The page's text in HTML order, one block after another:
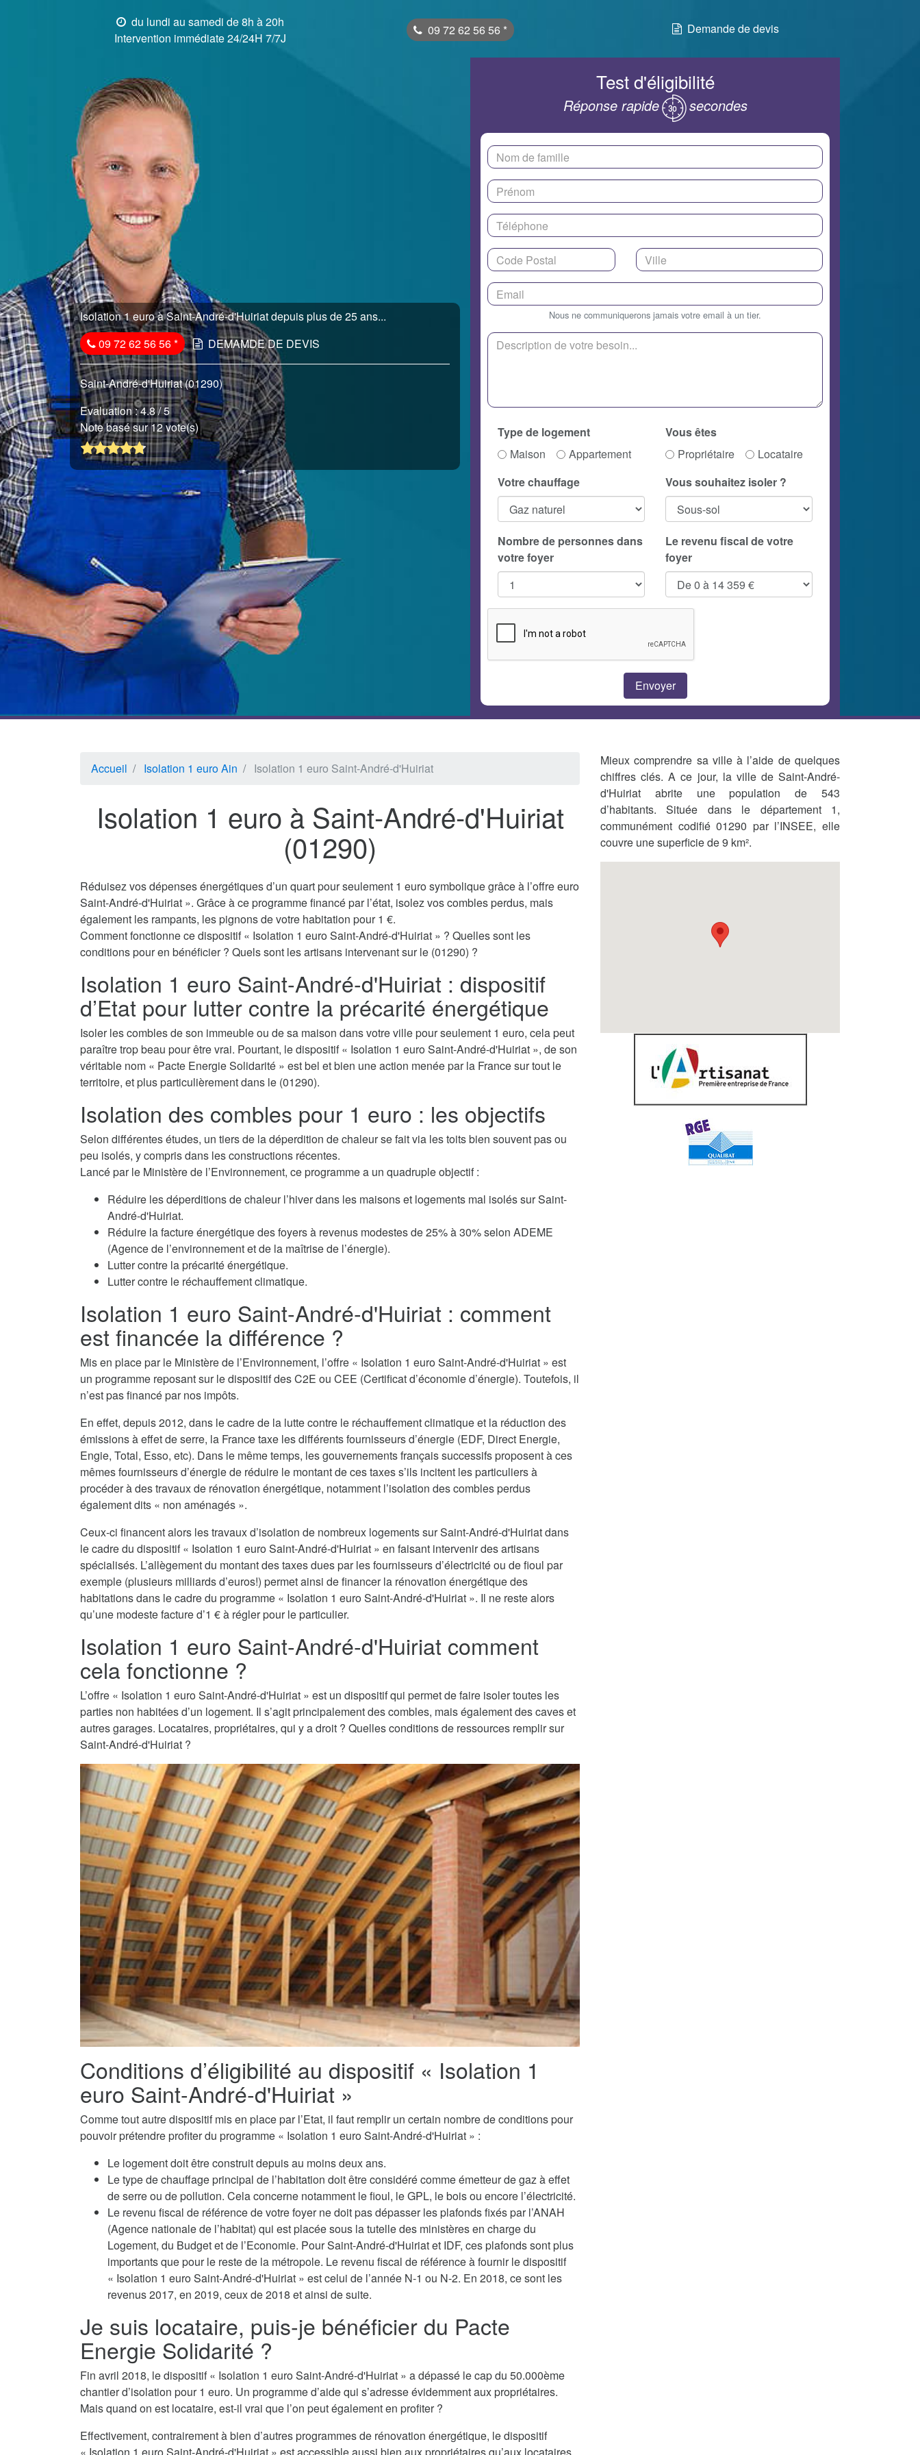
du lundi au samedi de 8h à 20h
Intervention immédiate 24/24H 7/7J
09 72 62 56 56 * Demande de devis
Isolation 1 euro à Saint-André-d'Huiriat depuis plus de 25 ans...
09 72 62 56 56* DEMAMDE DE DEVIS
Saint-André-d'Huiriat (01290)
Evaluation :4.8/ 5
Note basé sur 12 vote(s)
Test d'éligibilité
Réponse rapide secondes
Nous ne communiquerons jamais votre email à un tier.
Type de logement
Maison
Appartement
Vous êtes
Propriétaire
Locataire
Votre chauffage
Vous souhaitez isoler ?
Nombre de personnes dans
votre foyer
Le revenu fiscal de votre
foyer
Accueil Isolation 1 euro Ain Isolation 1 euro Saint-André-d'Huiriat
Isolation 1 euro à Saint-André-d'Huiriat
(01290)
Réduisez vos dépenses énergétiques d’un quart pour seulement 1 euro symbolique grâce à l’offre euro
Saint-André-d'Huiriat ». Grâce à ce programme financé par l’état, isolez vos combles perdus, mais
également les rampants, les pignons de votre habitation pour 1 €.
Comment fonctionne ce dispositif « Isolation 1 euro Saint-André-d'Huiriat » ? Quelles sont les
conditions pour en bénéficier ? Quels sont les artisans intervenant sur le (01290) ?
Isolation 1 euro Saint-André-d'Huiriat : dispositif
d’Etat pour lutter contre la précarité énergétique
Isoler les combles de son immeuble ou de sa maison dans votre ville pour seulement 1 euro, cela peut
paraître trop beau pour être vrai. Pourtant, le dispositif « Isolation 1 euro Saint-André-d'Huiriat », de son
véritable nom « Pacte Energie Solidarité » est bel et bien une action menée par la France sur tout le
territoire, et plus particulièrement dans le (01290).
Isolation des combles pour 1 euro : les objectifs
Selon différentes études, un tiers de la déperdition de chaleur se fait via les toits bien souvent pas ou
peu isolés, y compris dans les constructions récentes.
Lancé par le Ministère de l’Environnement, ce programme a un quadruple objectif :
Réduire les déperditions de chaleur l’hiver dans les maisons et logements mal isolés sur Saint-
André-d'Huiriat.
Réduire la facture énergétique des foyers à revenus modestes de 25% à 30% selon ADEME
(Agence de l’environnement et de la maîtrise de l’énergie).
Lutter contre la précarité énergétique.
Lutter contre le réchauffement climatique.
Isolation 1 euro Saint-André-d'Huiriat : comment
est financée la différence ?
Mis en place par le Ministère de l’Environnement, l’offre « Isolation 1 euro Saint-André-d'Huiriat » est
un programme reposant sur le dispositif des C2E ou CEE (Certificat d’économie d’énergie). Toutefois, il
n’est pas financé par nos impôts.
En effet, depuis 2012, dans le cadre de la lutte contre le réchauffement climatique et la réduction des
émissions à effet de serre, la France taxe les différents fournisseurs d’énergie (EDF, Direct Energie,
Engie, Total, Esso, etc). Dans le même temps, les gouvernements français successifs proposent à ces
mêmes fournisseurs d’énergie de réduire le montant de ces taxes s’ils incitent les particuliers à
procéder à des travaux de rénovation énergétique, notamment l’isolation des combles perdus
également dits « non aménagés ».
Ceux-ci financent alors les travaux d’isolation de nombreux logements sur Saint-André-d'Huiriat dans
le cadre du dispositif « Isolation 1 euro Saint-André-d'Huiriat » en faisant intervenir des artisans
spécialisés. L’allègement du montant des taxes dues par les fournisseurs d’électricité ou de fioul par
exemple (plusieurs milliards d’euros!) permet ainsi de financer la rénovation énergétique des
habitations dans le cadre du programme « Isolation 1 euro Saint-André-d'Huiriat ». Il ne reste alors
qu’une modeste facture d’1 € à régler pour le particulier.
Isolation 1 euro Saint-André-d'Huiriat comment
cela fonctionne ?
L’offre « Isolation 1 euro Saint-André-d'Huiriat » est un dispositif qui permet de faire isoler toutes les
parties non habitées d’un logement. Il s’agit principalement des combles, mais également des caves et
autres garages. Locataires, propriétaires, qui y a droit ? Quelles conditions de ressources remplir sur
Saint-André-d'Huiriat ?
Conditions d’éligibilité au dispositif « Isolation 1
euro Saint-André-d'Huiriat »
Comme tout autre dispositif mis en place par l’Etat, il faut remplir un certain nombre de conditions pour
pouvoir prétendre profiter du programme « Isolation 1 euro Saint-André-d'Huiriat » :
Le logement doit être construit depuis au moins deux ans.
Le type de chauffage principal de l’habitation doit être considéré comme émetteur de gaz à effet
de serre ou de pollution. Cela concerne notamment le fioul, le GPL, le bois ou encore l’électricité.
Le revenu fiscal de référence de votre foyer ne doit pas dépasser les plafonds fixés par l’ANAH
(Agence nationale de l’habitat) qui est placée sous la tutelle des ministères en charge du
Logement, du Budget et de l’Economie. Pour Saint-André-d'Huiriat et IDF, ces plafonds sont plus
importants que pour le reste de la métropole. Le revenu fiscal de référence à fournir le dispositif
« Isolation 1 euro Saint-André-d'Huiriat » est celui de l’année N-1 ou N-2. En 2018, ce sont les
revenus 2017, en 2019, ceux de 2018 et ainsi de suite.
Je suis locataire, puis-je bénéficier du Pacte
Energie Solidarité ?
Fin avril 2018, le dispositif « Isolation 1 euro Saint-André-d'Huiriat » a dépassé le cap du 50.000ème
chantier d’isolation pour 1 euro. Un programme d’aide qui s’adresse évidemment aux propriétaires.
Mais quand on est locataire, est-il vrai que l’on peut également en profiter ?
Effectivement, contrairement à bien d’autres programmes de rénovation énergétique, le dispositif
« Isolation 1 euro Saint-André-d'Huiriat » est accessible aussi bien aux propriétaires qu’aux locataires,
Mieux comprendre sa ville à l’aide de quelques
chiffres clés. A ce jour, la ville de Saint-André-
d'Huiriat abrite une population de 543
d’habitants. Située dans le département 1,
communément codifié 01290 par l’INSEE, elle
couvre une superficie de 9 km².